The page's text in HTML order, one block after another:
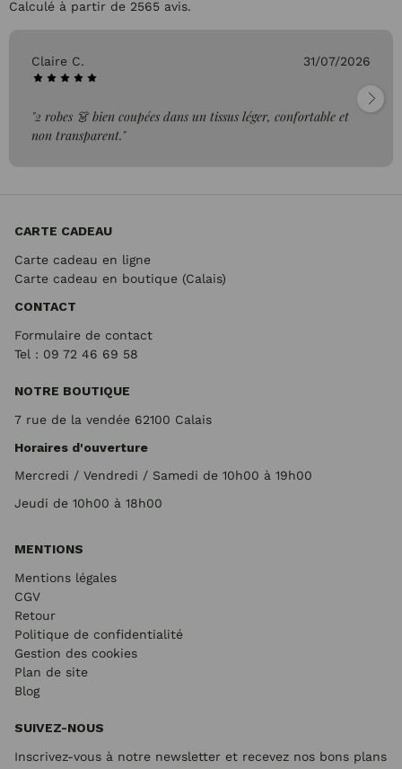
Calculé à partir de 2565 avis.
Claire C. 31/07/2026
"2 robes 👗 bien coupées dans un tissus léger, confortable et
non transparent."
CARTE CADEAU
Carte cadeau en ligne
Carte cadeau en boutique (Calais)
CONTACT
Formulaire de contact
Tel : 09 72 46 69 58
NOTRE BOUTIQUE
7 rue de la vendée 62100 Calais
Horaires d'ouverture
Mercredi / Vendredi / Samedi de 10h00 à 19h00
Jeudi de 10h00 à 18h00
MENTIONS
Mentions légales
CGV
Retour
Politique de confidentialité
Gestion des cookies
Plan de site
Blog
SUIVEZ-NOUS
Inscrivez-vous à notre newsletter et recevez nos bons plans